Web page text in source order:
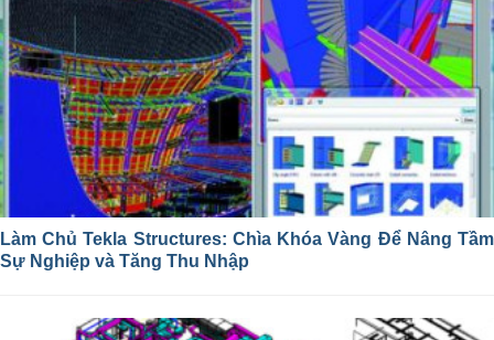
Làm Chủ Tekla Structures: Chìa Khóa Vàng Để Nâng Tầm
Sự Nghiệp và Tăng Thu Nhập